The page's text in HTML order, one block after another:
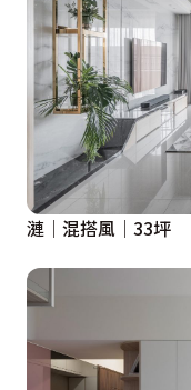
漣│混搭風│33坪